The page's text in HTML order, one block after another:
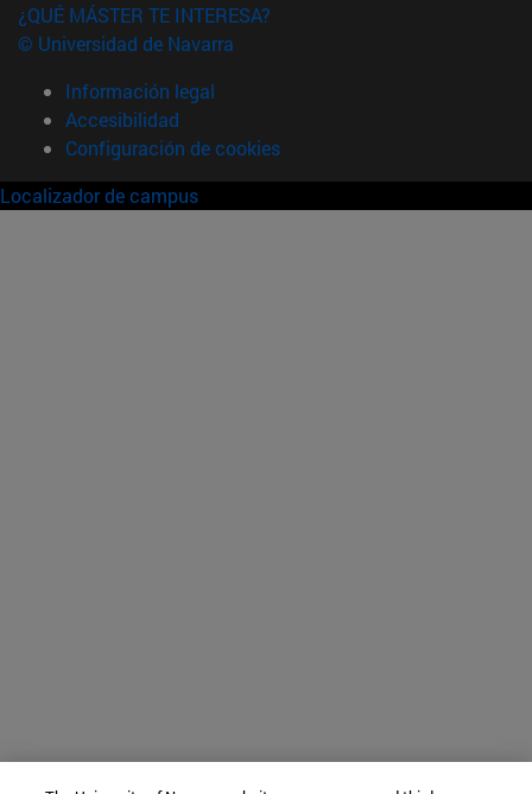
¿QUÉ MÁSTER TE INTERESA?
© Universidad de Navarra
Información legal
Accesibilidad
Configuración de cookies
Localizador de campus